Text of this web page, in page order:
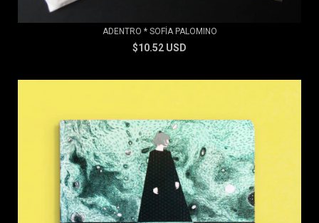
ADENTRO * SOFÍA PALOMINO
$10.52 USD